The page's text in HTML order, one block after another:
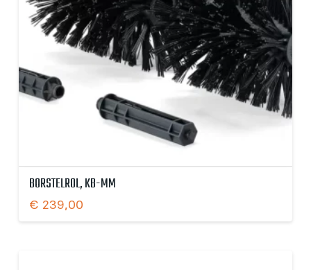
BORSTELROL, KB-MM
€ 239,00